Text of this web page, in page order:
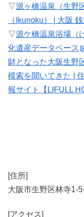
▽源ヶ橋温泉（生
（Ikunoku） | 大阪
▽源ケ橋温泉浴場（
化遺産データベース
財となった大阪生野
模索を聞いてきた |
報サイト【LIFULL
[住所]
大阪市生野区林寺1-
[アクセス]